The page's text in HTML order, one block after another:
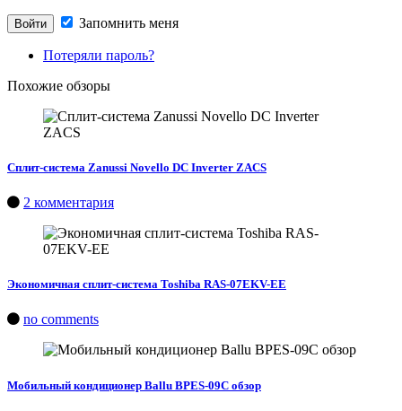
Запомнить меня
Потеряли пароль?
Похожие обзоры
Сплит-система Zanussi Novello DC Inverter ZACS
2 комментария
Экономичная сплит-система Toshiba RAS-07EKV-EE
no comments
Мобильный кондиционер Ballu BPES-09C обзор